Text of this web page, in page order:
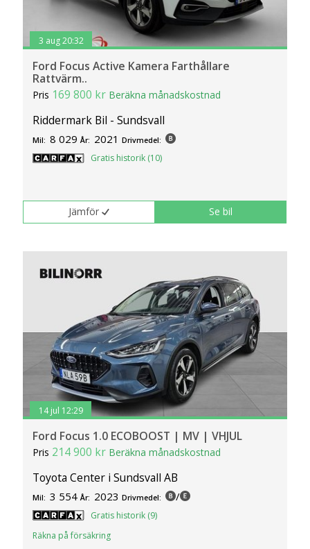
3 aug 20:32
Ford Focus Active Kamera Farthållare
Rattvärm..
Pris 169 800 kr Beräkna månadskostnad
Riddermark Bil - Sundsvall
Mil: 8 029 År: 2021 Drivmedel:
Gratis historik (10)
Jämför Se bil
14 jul 12:29
Ford Focus 1.0 ECOBOOST | MV | VHJUL
Pris 214 900 kr Beräkna månadskostnad
Toyota Center i Sundsvall AB
Mil: 3 554 År: 2023 Drivmedel: /
Gratis historik (9)
Räkna på försäkring